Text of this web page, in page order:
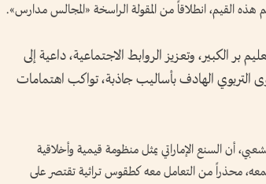
القيم، انطلاقاً من المقولة الراسخة «المجالس مدارس».
بر الكبير، وتعزيز الروابط الاجتماعية، داعية إلى
التربوي الهادف بأساليب جاذبة، تواكب اهتمامات
أن السنع الإماراتي يمثل منظومة قيمية وأخلاقية
محذراً من التعامل معه كطقوس تراثية تقتصر على